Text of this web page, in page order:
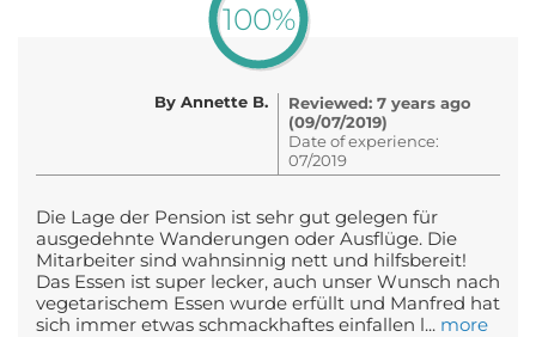
100%
By Annette B.
Reviewed: 7 years ago
(09/07/2019)
Date of experience:
07/2019
Die Lage der Pension ist sehr gut gelegen für
ausgedehnte Wanderungen oder Ausflüge. Die
Mitarbeiter sind wahnsinnig nett und hilfsbereit!
Das Essen ist super lecker, auch unser Wunsch nach
vegetarischem Essen wurde erfüllt und Manfred hat
sich immer etwas schmackhaftes einfallen l... more